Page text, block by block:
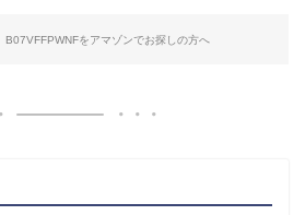
B07VFFPWNFをアマゾンでお探しの方へ